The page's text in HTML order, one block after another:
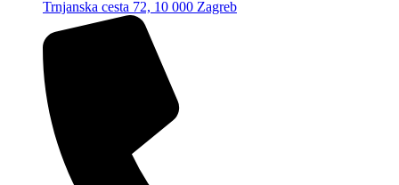
Trnjanska cesta 72, 10 000 Zagreb